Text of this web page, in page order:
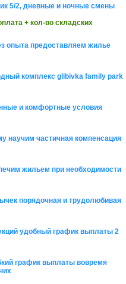
5/2, дневные и ночные смены
+ кол-во складских
опыта предоставляем жилье
комплекс glibivka family park
и комфортные условия
научим частичная компенсация
жильем при необходимости
порядочная и трудолюбивая
удобный график выплаты 2
график выплаты вовремя